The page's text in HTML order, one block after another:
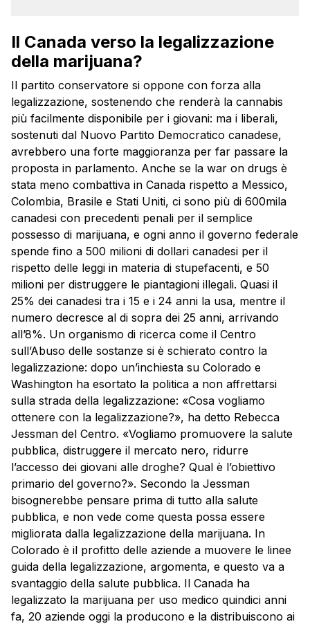
Il Canada verso la legalizzazione
della marijuana?
Il partito conservatore si oppone con forza alla
legalizzazione, sostenendo che renderà la cannabis
più facilmente disponibile per i giovani: ma i liberali,
sostenuti dal Nuovo Partito Democratico canadese,
avrebbero una forte maggioranza per far passare la
proposta in parlamento. Anche se la war on drugs è
stata meno combattiva in Canada rispetto a Messico,
Colombia, Brasile e Stati Uniti, ci sono più di 600mila
canadesi con precedenti penali per il semplice
possesso di marijuana, e ogni anno il governo federale
spende fino a 500 milioni di dollari canadesi per il
rispetto delle leggi in materia di stupefacenti, e 50
milioni per distruggere le piantagioni illegali. Quasi il
25% dei canadesi tra i 15 e i 24 anni la usa, mentre il
numero decresce al di sopra dei 25 anni, arrivando
all’8%. Un organismo di ricerca come il Centro
sull’Abuso delle sostanze si è schierato contro la
legalizzazione: dopo un’inchiesta su Colorado e
Washington ha esortato la politica a non affrettarsi
sulla strada della legalizzazione: «Cosa vogliamo
ottenere con la legalizzazione?», ha detto Rebecca
Jessman del Centro. «Vogliamo promuovere la salute
pubblica, distruggere il mercato nero, ridurre
l’accesso dei giovani alle droghe? Qual è l’obiettivo
primario del governo?». Secondo la Jessman
bisognerebbe pensare prima di tutto alla salute
pubblica, e non vede come questa possa essere
migliorata dalla legalizzazione della marijuana. In
Colorado è il profitto delle aziende a muovere le linee
guida della legalizzazione, argomenta, e questo va a
svantaggio della salute pubblica. Il Canada ha
legalizzato la marijuana per uso medico quindici anni
fa, 20 aziende oggi la producono e la distribuiscono ai